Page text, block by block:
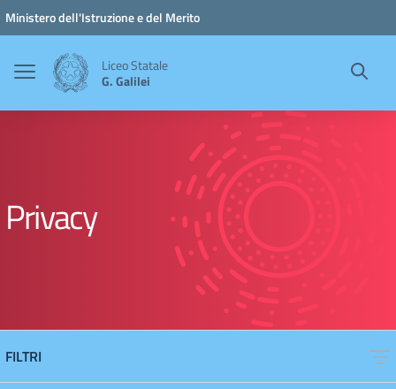
Vai ai contenuti
Vai al menu di navigazione
Vai al footer
Ministero dell'Istruzione e del Merito
Liceo Statale
G. Galilei
Privacy
FILTRI